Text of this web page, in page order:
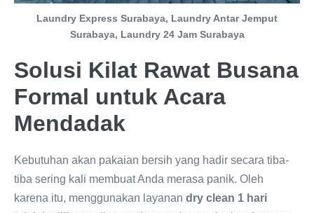
Laundry Express Surabaya, Laundry Antar Jemput
Surabaya, Laundry 24 Jam Surabaya
Solusi Kilat Rawat Busana
Formal untuk Acara
Mendadak
Kebutuhan akan pakaian bersih yang hadir secara tiba-
tiba sering kali membuat Anda merasa panik. Oleh
karena itu, menggunakan layanan dry clean 1 hari